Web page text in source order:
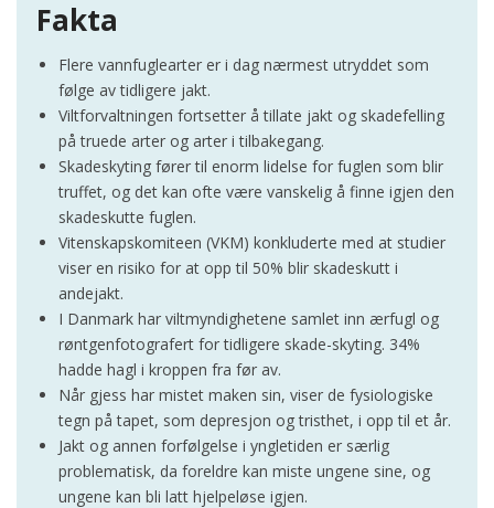
Fakta
Flere vannfuglearter er i dag nærmest utryddet som
følge av tidligere jakt.
Viltforvaltningen fortsetter å tillate jakt og skadefelling
på truede arter og arter i tilbakegang.
Skadeskyting fører til enorm lidelse for fuglen som blir
truffet, og det kan ofte være vanskelig å finne igjen den
skadeskutte fuglen.
Vitenskapskomiteen (VKM) konkluderte med at studier
viser en risiko for at opp til 50% blir skadeskutt i
andejakt.
I Danmark har viltmyndighetene samlet inn ærfugl og
røntgenfotografert for tidligere skade-skyting. 34%
hadde hagl i kroppen fra før av.
Når gjess har mistet maken sin, viser de fysiologiske
tegn på tapet, som depresjon og tristhet, i opp til et år.
Jakt og annen forfølgelse i yngletiden er særlig
problematisk, da foreldre kan miste ungene sine, og
ungene kan bli latt hjelpeløse igjen.